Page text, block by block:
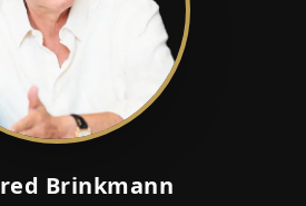
Brinkmann